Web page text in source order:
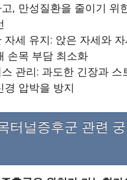
, 만성질환을 줄이기 위
자세 유지: 앉은 자세와
손목 부담 최소화
관리: 과도한 긴장과 스
경 압박을 방지
터널증후군 관련